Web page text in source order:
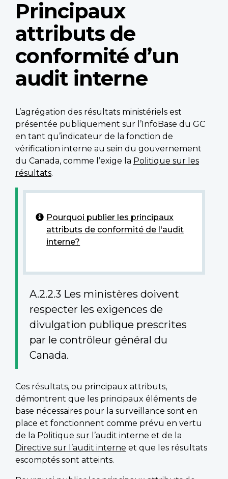
Principaux
attributs de
conformité d’un
audit interne
L’agrégation des résultats ministériels est
présentée publiquement sur l’InfoBase du GC
en tant qu’indicateur de la fonction de
vérification interne au sein du gouvernement
du Canada, comme l’exige la Politique sur les
résultats.
Pourquoi publier les principaux
attributs de conformité de l'audit
interne?
A.2.2.3 Les ministères doivent
respecter les exigences de
divulgation publique prescrites
par le contrôleur général du
Canada.
Ces résultats, ou principaux attributs,
démontrent que les principaux éléments de
base nécessaires pour la surveillance sont en
place et fonctionnent comme prévu en vertu
de la Politique sur l’audit interne et de la
Directive sur l’audit interne et que les résultats
escomptés sont atteints.